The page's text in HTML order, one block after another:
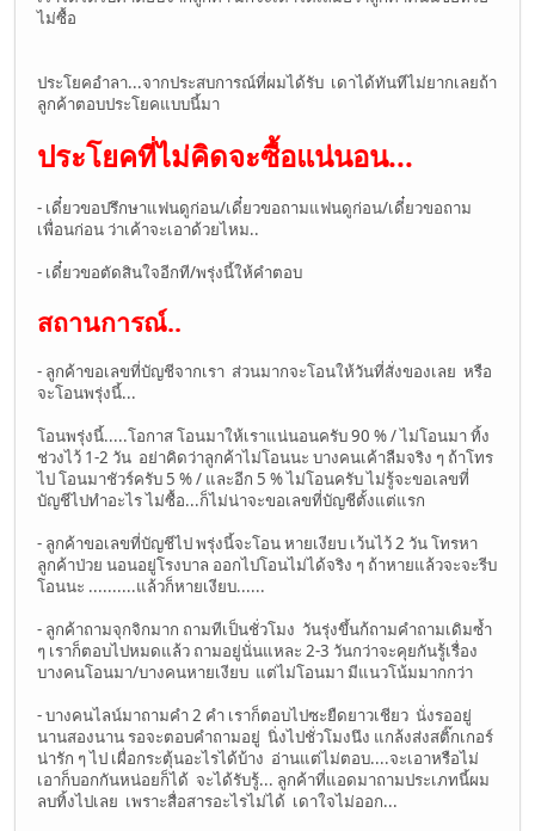
ไม่ซื้อ
ประโยคอำลา...จากประสบการณ์ที่ผมได้รับ เดาได้ทันทีไม่ยากเลยถ้า
ลูกค้าตอบประโยคแบบนี้มา
ประโยคที่ไม่คิดจะซื้อแน่นอน...
- เดี๋ยวขอปรึกษาแฟนดูก่อน/เดี๋ยวขอถามแฟนดูก่อน/เดี๋ยวขอถาม
เพื่อนก่อน ว่าเค้าจะเอาด้วยไหม..
- เดี๋ยวขอตัดสินใจอีกที/พรุ่งนี้ให้คำตอบ
สถานการณ์..
- ลูกค้าขอเลขที่บัญชีจากเรา ส่วนมากจะโอนให้วันที่สั่งของเลย หรือ
จะโอนพรุ่งนี้...
โอนพรุ่งนี้.....โอกาส โอนมาให้เราแน่นอนครับ 90 % / ไม่โอนมา ทิ้ง
ช่วงไว้ 1-2 วัน อย่าคิดว่าลูกค้าไม่โอนนะ บางคนเค้าลืมจริง ๆ ถ้าโทร
ไป โอนมาชัวร์ครับ 5 % / และอีก 5 % ไม่โอนครับ ไม่รู้จะขอเลขที่
บัญชีไปทำอะไร ไม่ซื้อ...ก็ไม่น่าจะขอเลขที่บัญชีตั้งแต่แรก
- ลูกค้าขอเลขที่บัญชีไป พรุ่งนี้จะโอน หายเงียบ เว้นไว้ 2 วัน โทรหา
ลูกค้าป่วย นอนอยู่โรงบาล ออกไปโอนไม่ได้จริง ๆ ถ้าหายแล้วจะจะรีบ
โอนนะ ..........แล้วก็หายเงียบ......
- ลูกค้าถามจุกจิกมาก ถามทีเป็นชั่วโมง วันรุ่งขึ้นก้ถามคำถามเดิมซ้ำ
ๆ เราก็ตอบไปหมดแล้ว ถามอยู่นั่นแหละ 2-3 วันกว่าจะคุยกันรู้เรื่อง
บางคนโอนมา/บางคนหายเงียบ แต่ไม่โอนมา มีแนวโน้มมากกว่า
- บางคนไลน์มาถามคำ 2 คำ เราก็ตอบไปซะยืดยาวเชียว นั่งรออยู่
นานสองนาน รอจะตอบคำถามอยู่ นิ่งไปชั่วโมงนึง แกล้งส่งสติ๊กเกอร์
น่ารัก ๆ ไป เผื่อกระตุ้นอะไรได้บ้าง อ่านแต่ไม่ตอบ....จะเอาหรือไม่
เอาก็บอกกันหน่อยก็ได้ จะได้รับรู้... ลูกค้าที่แอดมาถามประเภทนี้ผม
ลบทิ้งไปเลย เพราะสื่อสารอะไรไม่ได้ เดาใจไม่ออก...